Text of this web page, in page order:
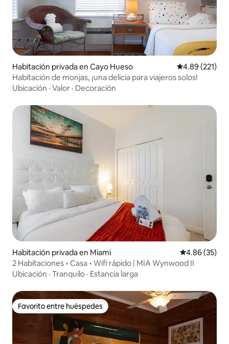
Habitación privada en Cayo Hueso Calificación
4.89 (221)
Habitación de monjas, ¡una delicia para viajeros solos!
Ubicación · Valor · Decoración
Habitación privada en Miami Calificación
4.86 (35)
2 Habitaciones • Casa • Wifi rápido | MIA Wynwood II
Ubicación · Tranquilo · Estancia larga
Favorito entre huéspedes
Favorito entre huéspedes